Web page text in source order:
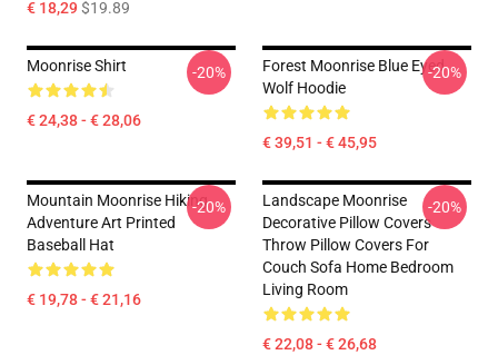
€ 18,29$19.89
Moonrise Shirt
€ 24,38 - € 28,06
-20%
Forest Moonrise Blue Eyed
Wolf Hoodie
€ 39,51 - € 45,95
-20%
Mountain Moonrise Hiking
Adventure Art Printed
Baseball Hat
€ 19,78 - € 21,16
-20%
Landscape Moonrise
Decorative Pillow Covers
Throw Pillow Covers For
Couch Sofa Home Bedroom
Living Room
€ 22,08 - € 26,68
-20%